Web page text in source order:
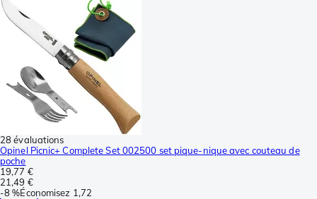
28 évaluations
Opinel Picnic+ Complete Set 002500 set pique-nique avec couteau de
poche
19,77 €
21,49 €
-8 %Économisez 1,72